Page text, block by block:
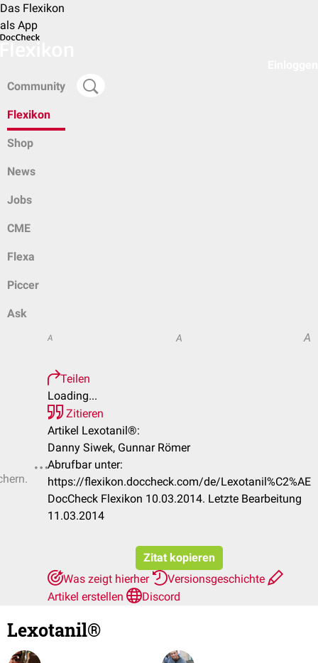
Das Flexikon
als App
Community
Flexikon
Shop
News
Jobs
CME
Flexa
Piccer
Ask
A A A
Teilen
Loading...
Zitieren
Artikel Lexotanil®:
Danny Siwek, Gunnar Römer
Abrufbar unter:
https://flexikon.doccheck.com/de/Lexotanil%C2%AE
DocCheck Flexikon 10.03.2014. Letzte Bearbeitung
11.03.2014
Zitat kopieren
Was zeigt hierher
Versionsgeschichte
Artikel erstellen
Discord
Lexotanil®